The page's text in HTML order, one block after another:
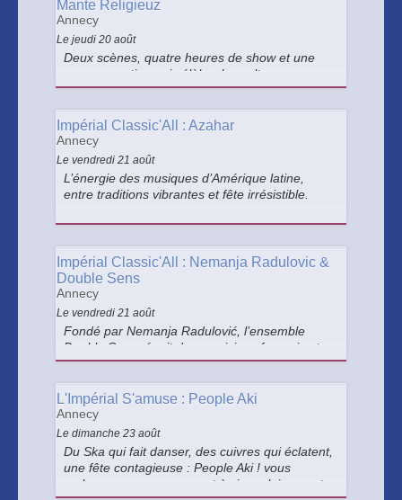
Mante Religieuz
Annecy
Le jeudi 20 août
Deux scènes, quatre heures de show et une
programmation qui célèbre les cultures
urbaines de la région : rap, RnB, breakdance et
Impérial Classic'All : Azahar
Annecy
Le vendredi 21 août
L’énergie des musiques d’Amérique latine,
entre traditions vibrantes et fête irrésistible.
Impérial Classic'All : Nemanja Radulovic &
Double Sens
Annecy
Le vendredi 21 août
Fondé par Nemanja Radulović, l’ensemble
Double Sens réunit des musiciens français et
serbes autour d’une énergie commune. Il
portée par leur complicité et les univers de
Bach et Vivaldi.
L'Impérial S'amuse : People Aki
Annecy
Le dimanche 23 août
Du Ska qui fait danser, des cuivres qui éclatent,
une fête contagieuse : People Aki ! vous
embarque pour un concert à vivre pleinement.